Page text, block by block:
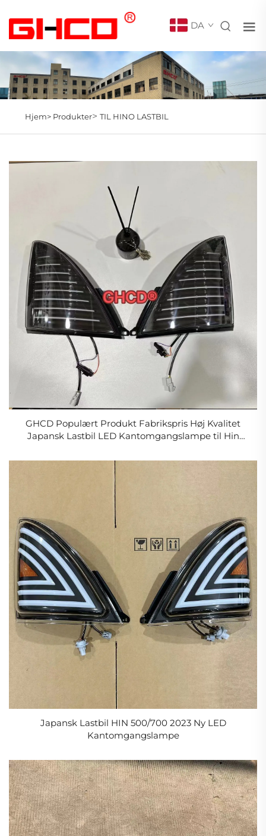
DA
Hjem> Produkter> TIL HINO LASTBIL
GHCD Populært Produkt Fabrikspris Høj Kvalitet
Japansk Lastbil LED Kantomgangslampe til Hin
Japansk Lastbil HIN 500/700 2023 Ny LED
Kantomgangslampe